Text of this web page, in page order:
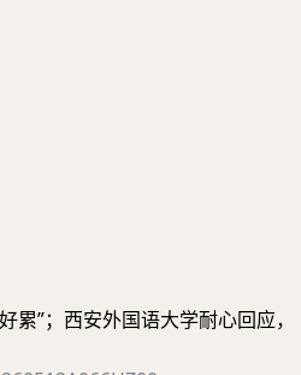
累”；西安外国语大学耐心回应，